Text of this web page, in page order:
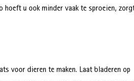
u ook minder vaak te sproeien,
voor dieren te maken. Laat bladeren op